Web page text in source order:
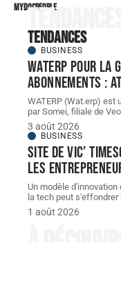
mydocpeople
Tendances
Tendances
BUSINESS
WATERP pour
abonnements :
WATERP (Wat.erp) est
par Somei, filiale de
3 août 2026
BUSINESS
Site de vic’
les
Un modèle
la tech peut
1 août 2026